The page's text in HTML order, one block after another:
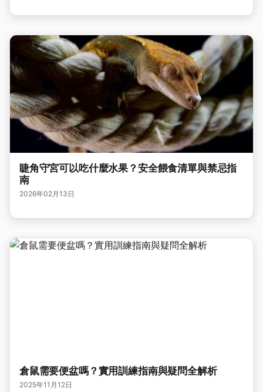
睫角守宮可以吃什麼水果？安全餵食清單與禁忌指
南
2026年02月13日
倉鼠需要便盆嗎？實用訓練指南與疑問全解析
2025年11月12日